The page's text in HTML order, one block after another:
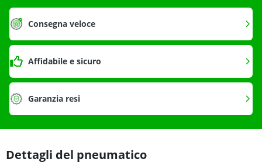
Consegna veloce
Affidabile e sicuro
Garanzia resi
Dettagli del pneumatico